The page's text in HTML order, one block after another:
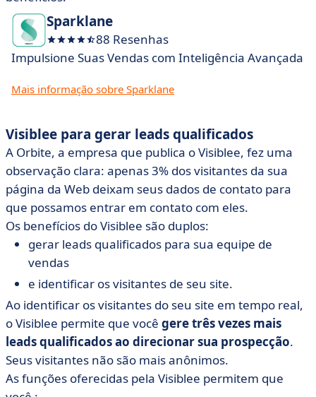
Sparklane
88 Resenhas
Impulsione Suas Vendas com Inteligência Avançada
Mais informação sobre Sparklane
Visiblee para gerar leads qualificados
A Orbite, a empresa que publica o Visiblee, fez uma
observação clara: apenas 3% dos visitantes da sua
página da Web deixam seus dados de contato para
que possamos entrar em contato com eles.
Os benefícios do Visiblee são duplos:
gerar leads qualificados para sua equipe de
vendas
e identificar os visitantes de seu site.
Ao identificar os visitantes do seu site em tempo real,
o Visiblee permite que você gere três vezes mais
leads qualificados ao direcionar sua prospecção.
Seus visitantes não são mais anônimos.
As funções oferecidas pela Visiblee permitem que